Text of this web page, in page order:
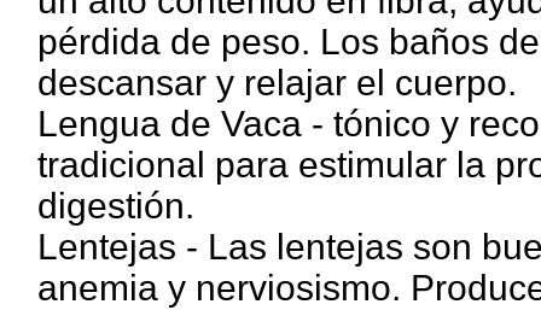
pérdida de peso. Los baños
descansar y relajar el cuerpo.
Lengua de Vaca - tónico y
tradicional para estimular la
digestión.
Lentejas - Las lentejas son
anemia y nerviosismo.